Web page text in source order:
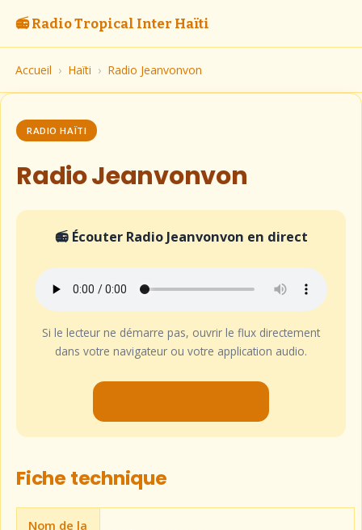
📻 Radio Tropical Inter Haïti
Accueil › Haïti › Radio Jeanvonvon
RADIO HAÏTI
Radio Jeanvonvon
📻 Écouter Radio Jeanvonvon en direct
Si le lecteur ne démarre pas, ouvrir le flux directement
dans votre navigateur ou votre application audio.
Fiche technique
Nom de la